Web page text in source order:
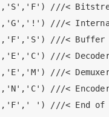
///<
///< Internal
'B','U','F','S') ///<
///<
///<
///<
') ///< End